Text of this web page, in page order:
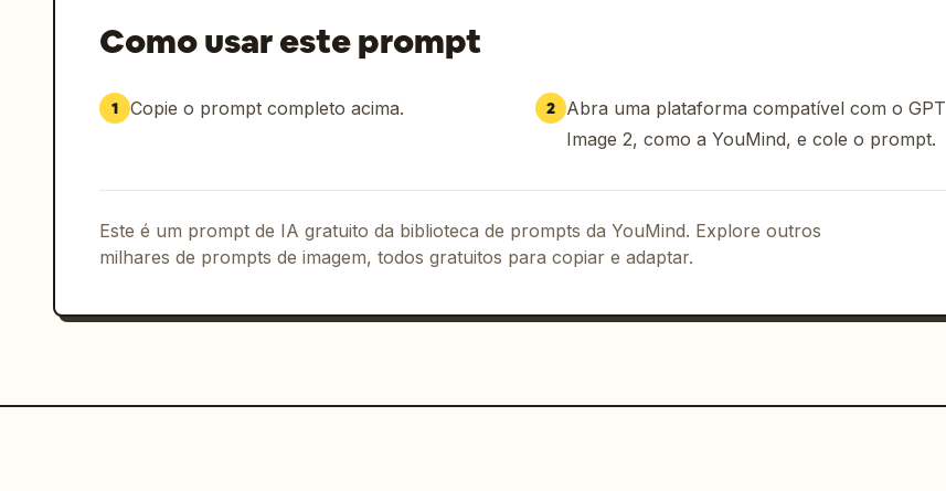
Como usar este prompt
1 Copie o prompt completo acima. 2 Abra uma plataforma compatível com o GPT
Image 2, como a YouMind, e cole o prompt.
Este é um prompt de IA gratuito da biblioteca de prompts da YouMind. Explore outros
milhares de prompts de imagem, todos gratuitos para copiar e adaptar.